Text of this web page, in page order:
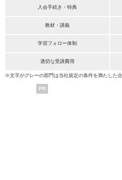
入会手続き・特典
教材・講義
学習フォロー体制
適切な受講費用
※文字がグレーの部門は当社規定の条件を満たした
PR